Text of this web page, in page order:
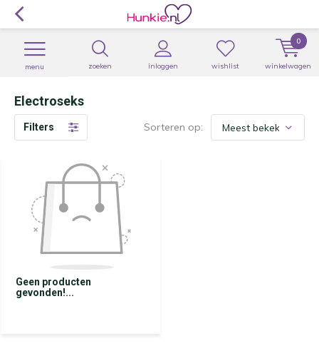
zoeken inloggen
menu wishlist winkelwagen
0
Electroseks
Filters Sorteren op:
Geen producten
gevonden!...